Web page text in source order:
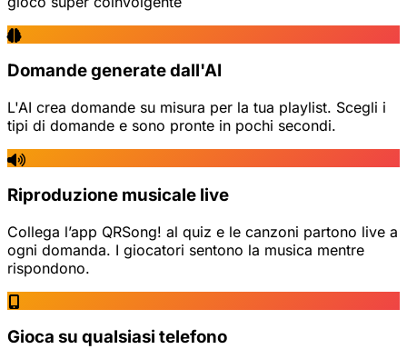
Domande generate dall'AI
L'AI crea domande su misura per la tua playlist. Scegli i
tipi di domande e sono pronte in pochi secondi.
Riproduzione musicale live
Collega l’app QRSong! al quiz e le canzoni partono live a
ogni domanda. I giocatori sentono la musica mentre
rispondono.
Gioca su qualsiasi telefono